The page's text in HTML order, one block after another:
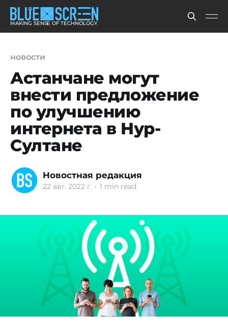
MAKING SENSE OF TECHNOLOGY
новости
Астанчане могут
внести предложение
по улучшению
интернета в Нур-
Султане
Новостная редакция
22 авг. 2022 г. • 1 min read